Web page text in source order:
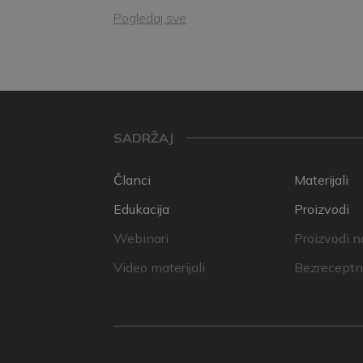
Pogledaj sve
SADRŽAJ
Članci
Edukacija
Webinari
Video materijali
Materijali
Proizvodi
Proizvodi